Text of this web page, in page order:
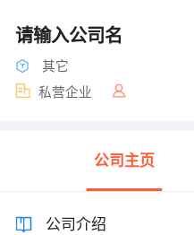
请输入公司名
其它
私营企业
公司主页
公司介绍